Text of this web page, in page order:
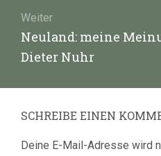
Weiter
Nächster
Beitrag:
Neuland: meine
Dieter Nuhr
SCHREIBE EINEN
Deine E-Mail-Adresse wird